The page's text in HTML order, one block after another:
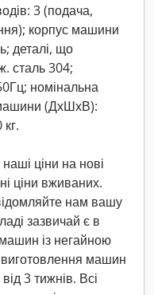
3 (подача,
корпус машини
деталі, що
сталь 304;
номінальна
машини (ДхШхВ):
ціни на нові
ціни вживаних.
нам вашу
зазвичай є в
із негайною
виготовлення машин
3 тижнів. Всі